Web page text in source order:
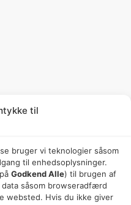
til
bruger vi teknologier såsom
til enhedsoplysninger.
Godkend Alle) til brugen af ​​
såsom browseradfærd
websted. Hvis du ikke giver